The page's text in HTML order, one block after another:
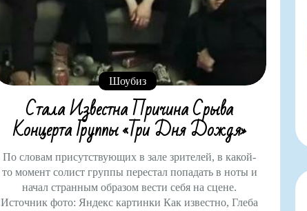
Шоубиз
Стала Известна Причина Срыва
Концерта Группы «Три Дня Дождя»
По словам присутствующих в зале зрителей, в какой-
то момент солист группы перестал попадать в ноты и
начал странным образом вести себя на сцене.
Источник фото: Яндекс картинки Как известно, Глеба